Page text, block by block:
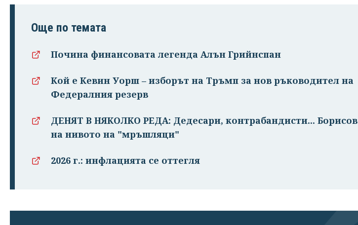
Още по темата
Почина финансовата легенда Алън Грийнспан
Кой е Кевин Уорш – изборът на Тръмп за нов ръководител на
Федералния резерв
ДЕНЯТ В НЯКОЛКО РЕДА: Дедесари, контрабандисти... Борисов
на нивото на "мръшляци"
2026 г.: инфлацията се оттегля